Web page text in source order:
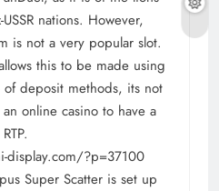
nations. However,
is not a very popular slot.
this to be made using
deposit methods, its not
online casino to have a
display.com/?p=37100
Super Scatter is set up